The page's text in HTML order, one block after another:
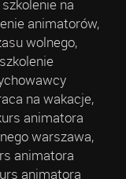
na
animatorów,
wolnego,
na wakacje,
animatora
warszawa,
animatora
animatora